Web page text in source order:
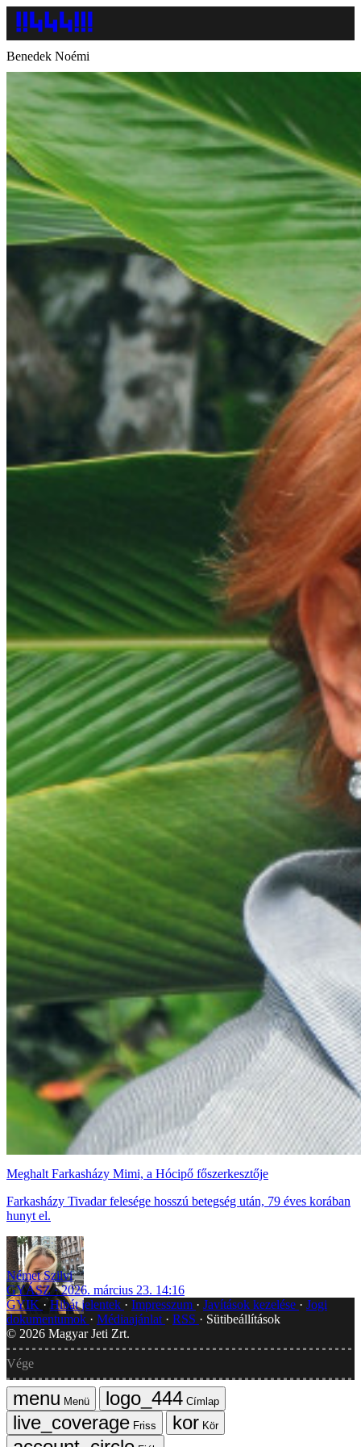
Benedek Noémi
Meghalt Farkasházy Mimi, a Hócipő főszerkesztője
Farkasházy Tivadar felesége hosszú betegség után, 79 éves korában
hunyt el.
Német Szilvi
GYÁSZ
2026. március 23. 14:16
GYIK
Hibát jelentek Impresszum Javítások kezelése
Jogi
dokumentumok
Médiaajánlat RSS
Sütibeállítások
© 2026 Magyar Jeti Zrt.
Vége
Menü
Címlap
Friss
Kör